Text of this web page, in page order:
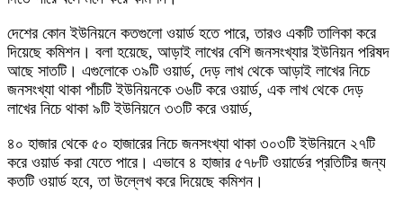
দেশের কোন ইউনিয়নে কতগুলো ওয়ার্ড হতে পারে, তারও একটি তালিকা করে
দিয়েছে কমিশন। বলা হয়েছে, আড়াই লাখের বেশি জনসংখ্যার ইউনিয়ন পরিষদ
আছে সাতটি। এগুলোকে ৩৯টি ওয়ার্ড, দেড় লাখ থেকে আড়াই লাখের নিচে
জনসংখ্যা থাকা পাঁচটি ইউনিয়নকে ৩৬টি করে ওয়ার্ড, এক লাখ থেকে দেড়
লাখের নিচে থাকা ৯টি ইউনিয়নে ৩৩টি করে ওয়ার্ড,
৪০ হাজার থেকে ৫০ হাজারের নিচে জনসংখ্যা থাকা ৩০৩টি ইউনিয়নে ২৭টি
করে ওয়ার্ড করা যেতে পারে। এভাবে ৪ হাজার ৫৭৮টি ওয়ার্ডের প্রতিটির জন্য
কতটি ওয়ার্ড হবে, তা উল্লেখ করে দিয়েছে কমিশন।